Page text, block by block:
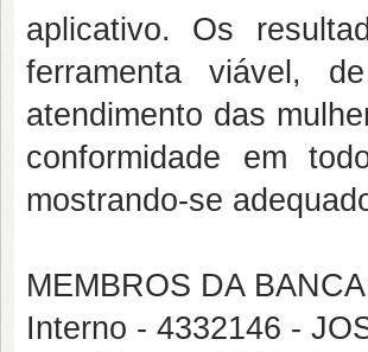
aplicativo. Os
ferramenta viável,
atendimento das
conformidade em
mostrando-se
MEMBROS DA
Interno - 4332146 -